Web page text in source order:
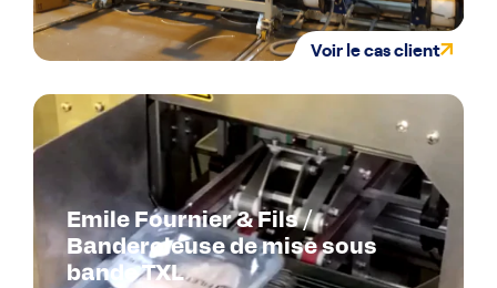
Voir le cas client
Emile Fournier & Fils /
Banderoleuse de mise sous
bande TXL